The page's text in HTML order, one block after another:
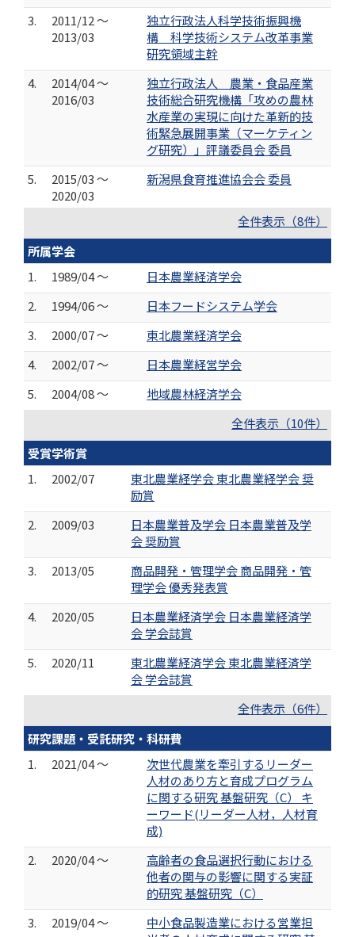
3.
2011/12 ～
2013/03
独立行政法人科学技術振興機
構 科学技術システム改革事業
研究領域主幹
4.
2014/04 ～
2016/03
独立行政法人 農業・食品産業
技術総合研究機構「攻めの農林
水産業の実現に向けた革新的技
術緊急展開事業（マーケティン
グ研究）」評議委員会 委員
5.
2015/03 ～
2020/03
新潟県食育推進協会会 委員
全件表示（8件）
所属学会
1.
1989/04 ～
日本農業経済学会
2.
1994/06 ～
日本フードシステム学会
3.
2000/07 ～
東北農業経済学会
4.
2002/07 ～
日本農業経営学会
5.
2004/08 ～
地域農林経済学会
全件表示（10件）
受賞学術賞
1.
2002/07
東北農業経学会 東北農業経学会 奨
励賞
2.
2009/03
日本農業普及学会 日本農業普及学
会 奨励賞
3.
2013/05
商品開発・管理学会 商品開発・管
理学会 優秀発表賞
4.
2020/05
日本農業経済学会 日本農業経済学
会 学会誌賞
5.
2020/11
東北農業経済学会 東北農業経済学
会 学会誌賞
全件表示（6件）
研究課題・受託研究・科研費
1.
2021/04 ～
次世代農業を牽引するリーダー
人材のあり方と育成プログラム
に関する研究 基盤研究（C） キ
ーワード(リーダー人材，人材育
成)
2.
2020/04 ～
高齢者の食品選択行動における
他者の関与の影響に関する実証
的研究 基盤研究（C）
3.
2019/04 ～
中小食品製造業における営業担